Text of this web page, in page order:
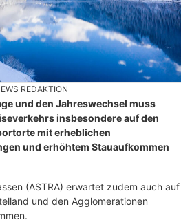
REDAKTION
und den Jahreswechsel muss
insbesondere auf den
mit erheblichen
und erhöhtem Stauaufkommen
(ASTRA) erwartet zudem auch auf
und den Agglomerationen